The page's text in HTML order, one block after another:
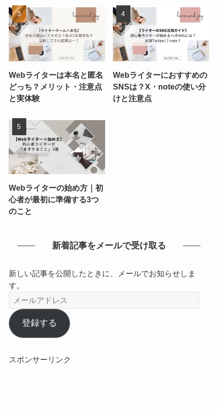
Webライターは本名と匿名
どっち？メリット・注意点
と実体験
Webライターにおすすめの
SNSは？X・noteの使い分
けと注意点
Webライターの始め方｜初
心者が最初に準備する3つ
のこと
新着記事をメールで受け取る
新しい記事を公開したときに、メールでお知らせしま
す。
メ
ー
ル
ア
レ
登録する
スポンサーリンク